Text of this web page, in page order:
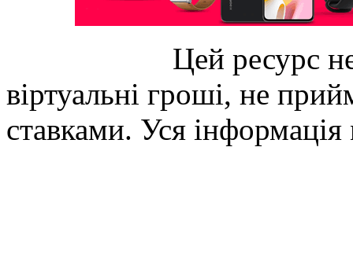
Цей ресурс
віртуальні гроші, не
ставками. Уся